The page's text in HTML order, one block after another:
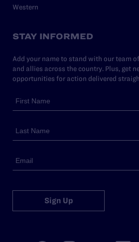
Western
STAY INFORMED
Add your name to stand with our team
and allies across the country. Plus, get
opportunities for action delivered
Sign Up